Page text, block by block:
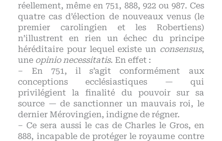
réellement, même en 751, 888, 922 ou 987. Ces
quatre cas d’élection de nouveaux venus (le
premier carolingien et les Robertiens)
n’illustrent en rien un échec du principe
héréditaire pour lequel existe un consensus,
une opinio necessitatis. En effet :
– En 751, il s’agit conformément aux
conceptions ecclésiastiques — qui
privilégient la finalité du pouvoir sur sa
source — de sanctionner un mauvais roi, le
dernier Mérovingien, indigne de régner.
– Ce sera aussi le cas de Charles le Gros, en
888, incapable de protéger le royaume contre